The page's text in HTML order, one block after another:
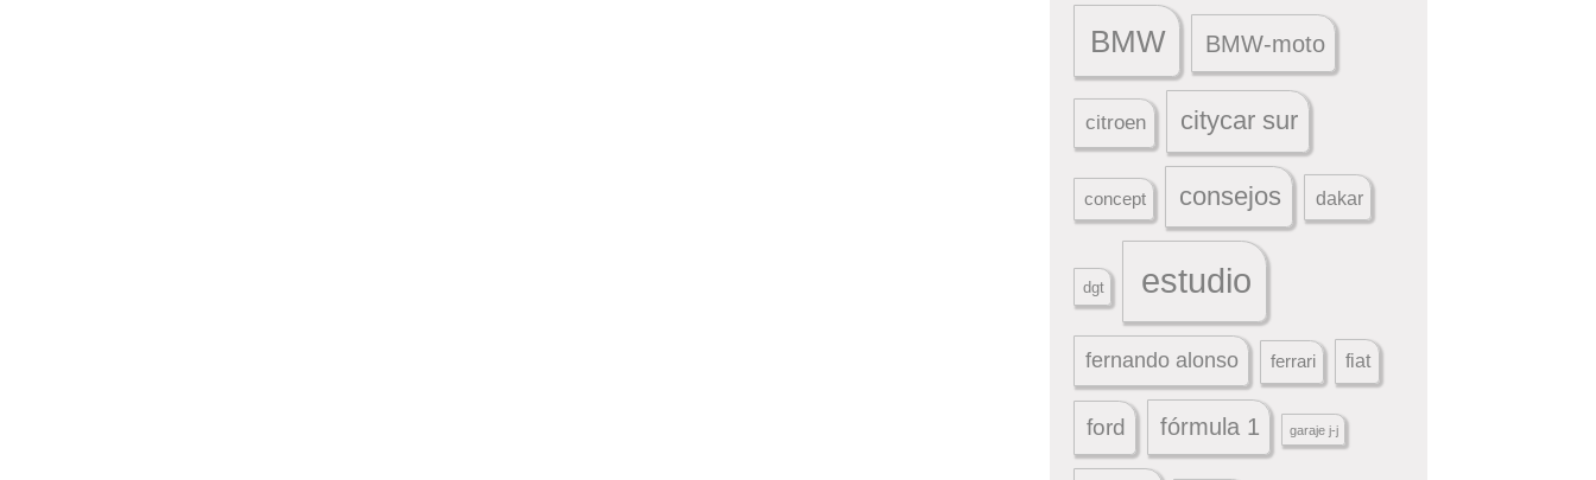
BMW BMW-moto
citroen citycar sur
concept consejos dakar
dgt estudio
fernando alonso ferrari fiat
ford fórmula 1 garaje j-j